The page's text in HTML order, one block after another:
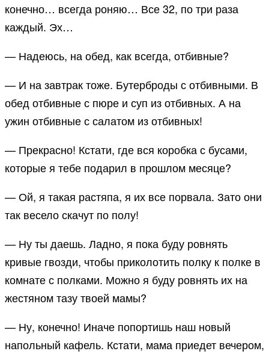
конечно… всегда роняю… Все 32, по три раза
каждый. Эх…
— Надеюсь, на обед, как всегда, отбивные?
— И на завтрак тоже. Бутерброды с отбивными. В
обед отбивные с пюре и суп из отбивных. А на
ужин отбивные с салатом из отбивных!
— Прекрасно! Кстати, где вся коробка с бусами,
которые я тебе подарил в прошлом месяце?
— Ой, я такая растяпа, я их все порвала. Зато они
так весело скачут по полу!
— Ну ты даешь. Ладно, я пока буду ровнять
кривые гвозди, чтобы приколотить полку к полке в
комнате с полками. Можно я буду ровнять их на
жестяном тазу твоей мамы?
— Ну, конечно! Иначе попортишь наш новый
напольный кафель. Кстати, мама приедет вечером,